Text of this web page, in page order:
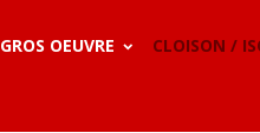
GROS OEUVRE CLOISON /